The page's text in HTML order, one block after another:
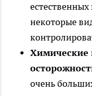
естественных
некоторые
Химические
очень